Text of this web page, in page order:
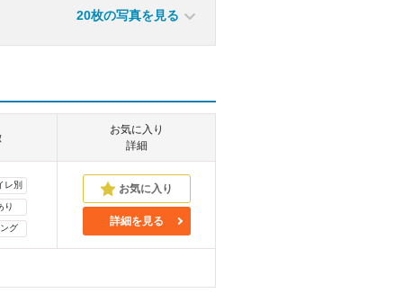
20枚の写真を見る
お気に入り
詳細
レ別
り
グ
詳細を見る